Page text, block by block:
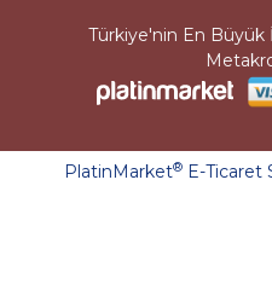
Türkiye'nin En Büyük
PlatinMarket® E-Ticaret